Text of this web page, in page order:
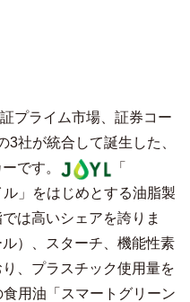
プライム市場、証券コー
3社が統合して誕生した、
です。
「
」をはじめとする油脂製
は高いシェアを誇りま
）、スターチ、機能性素
、プラスチック使用量を
用油「スマートグリーン